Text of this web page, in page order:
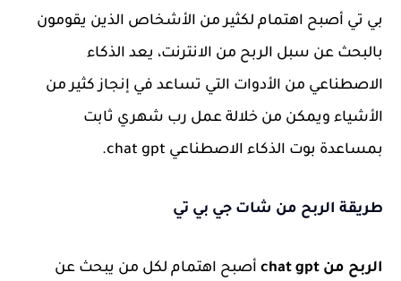
بي تي أصبح اهتمام لكثير من الأشخاص الذين يقومون
بالبحث عن سبل الربح من الانترنت، يعد الذكاء
الاصطناعي من الأدوات التي تساعد في إنجاز كثير من
الأشياء ويمكن من خلالة عمل رب شهري ثابت
بمساعدة بوت الذكاء الاصطناعي chat gpt.
طريقة الربح من شات جي بي تي
الربح من chat gpt
أصبح اهتمام لكل من يبحث عن